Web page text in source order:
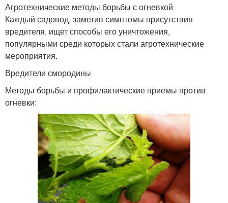
Агротехнические методы борьбы с огневкой
Каждый садовод, заметив симптомы присутствия
вредителя, ищет способы его уничтожения,
популярными среди которых стали агротехнические
мероприятия.
Вредители смородины
Методы борьбы и профилактические приемы против
огневки: